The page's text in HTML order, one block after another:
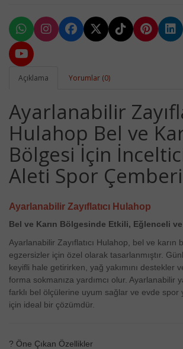
Açıklama Yorumlar (0)
Ayarlanabilir
Hulahop Bel ve
Bölgesi İçin
Aleti Spor Çemberi
Ayarlanabilir Zayıflatıcı Hulahop
Bel ve Karın Bölgesinde Etkili, Eğlenceli
Ayarlanabilir Zayıflatıcı Hulahop, bel ve karın
egzersizler için özel olarak tasarlanmıştır.
keyifli hale getirirken, yağ yakımını destekler
forma sokmanıza yardımcı olur. Ayarlanabilir
farklı bel ölçülerine uyum sağlar ve evde spor
için ideal bir çözümdür.
? Öne Çıkan Özellikler